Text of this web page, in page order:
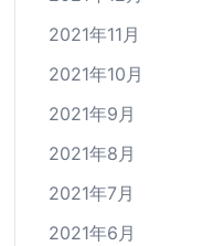
2021年11月
2021年10月
2021年9月
2021年8月
2021年7月
2021年6月